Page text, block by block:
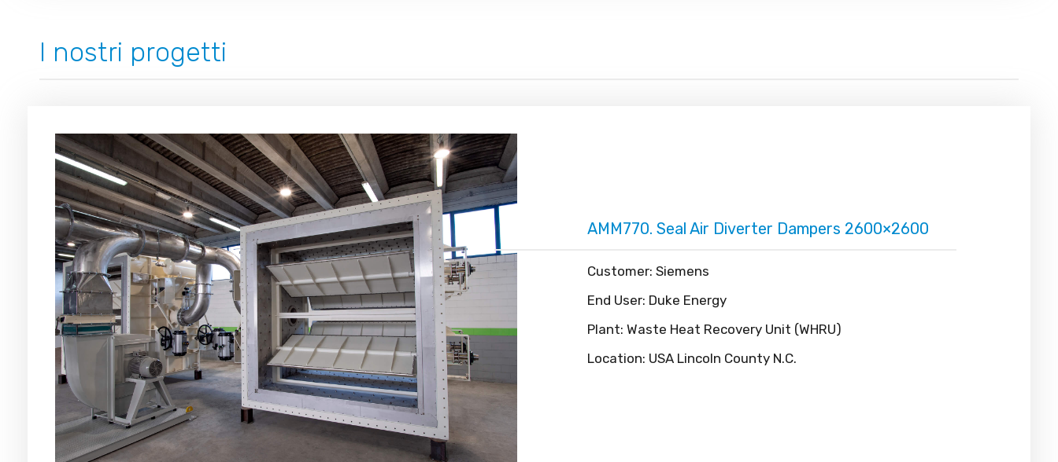
I nostri progetti
AMM770. Seal Air Diverter Dampers 2600×2600
Customer: Siemens
End User: Duke Energy
Plant: Waste Heat Recovery Unit (WHRU)
Location: USA Lincoln County N.C.